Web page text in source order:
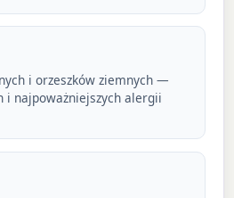
i orzeszków ziemnych —
i najpoważniejszych alergii